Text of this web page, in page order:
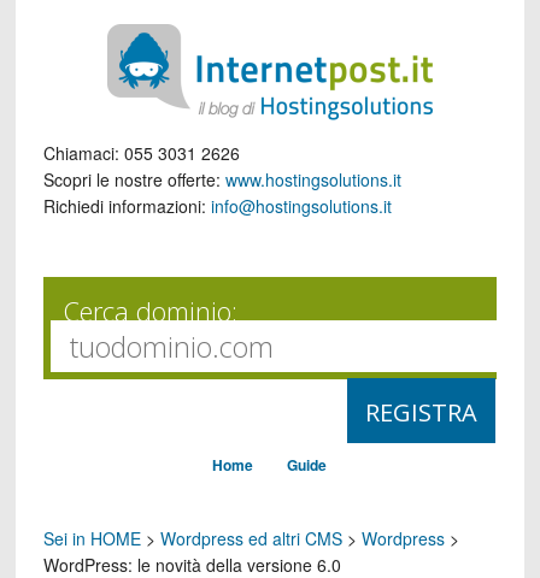
Chiamaci: 055 3031 2626
Scopri le nostre offerte: www.hostingsolutions.it
Richiedi informazioni: info@hostingsolutions.it
Cerca dominio:
Home Guide
Sei in HOME> Wordpress ed altri CMS> Wordpress>
WordPress: le novità della versione 6.0